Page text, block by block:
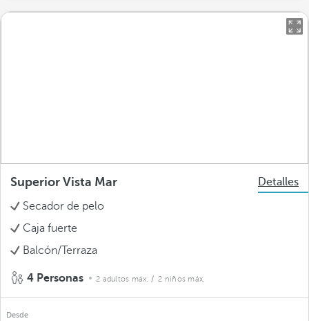
Superior Vista Mar
Detalles
Secador de pelo
Caja fuerte
Balcón/Terraza
4 Personas 2 adultos máx. / 2 niños máx.
Desde